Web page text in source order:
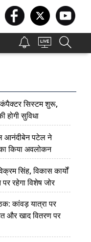
सिस्टम शुरू,
होगी सुविधा
आनंदीबेन पटेल ने
किया अवलोकन
सिंह, विकास कार्यों
रहेगा विशेष जोर
कांवड़ यात्रा पर
और खाद वितरण पर